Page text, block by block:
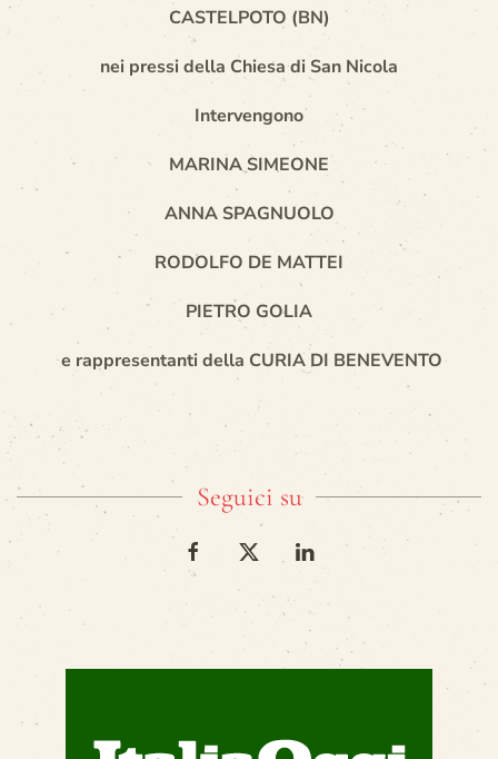
CASTELPOTO (BN)
nei pressi della Chiesa di San Nicola
Intervengono
MARINA SIMEONE
ANNA SPAGNUOLO
RODOLFO DE MATTEI
PIETRO GOLIA
e rappresentanti della CURIA DI BENEVENTO
Seguici su